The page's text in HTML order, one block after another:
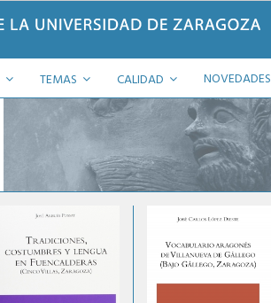
TEMAS CALIDAD NOVEDADES